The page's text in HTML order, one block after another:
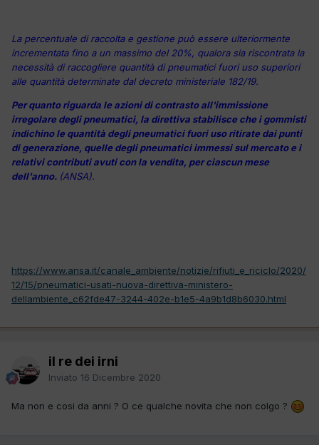
La percentuale di raccolta e gestione può essere ulteriormente
incrementata fino a un massimo del 20%, qualora sia riscontrata la
necessità di raccogliere quantità di pneumatici fuori uso superiori
alle quantità determinate dal decreto ministeriale 182/19.
Per quanto riguarda le azioni di contrasto all'immissione
irregolare degli pneumatici, la direttiva stabilisce che i gommisti
indichino le quantità degli pneumatici fuori uso ritirate dai punti
di generazione, quelle degli pneumatici immessi sul mercato e i
relativi contributi avuti con la vendita, per ciascun mese
dell'anno. (ANSA).
https://www.ansa.it/canale_ambiente/notizie/rifiuti_e_riciclo/2020/
12/15/pneumatici-usati-nuova-direttiva-ministero-
dellambiente_c62fde47-3244-402e-b1e5-4a9b1d8b6030.html
il re dei irni
Inviato 16 Dicembre 2020
Ma non e cosi da anni ? O ce qualche novita che non colgo ?